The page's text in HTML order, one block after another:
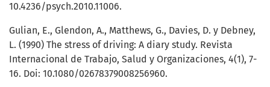
10.4236/psych.2010.11006.
Gulian, E., Glendon, A., Matthews, G., Davies, D. y Debney,
L. (1990) The stress of driving: A diary study. Revista
Internacional de Trabajo, Salud y Organizaciones, 4(1), 7-
16. Doi: 10.1080/02678379008256960.